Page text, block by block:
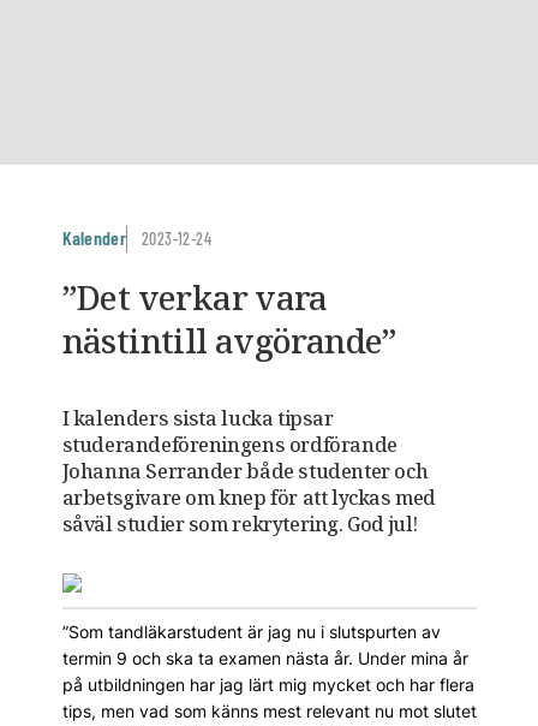
Kalender 2023-12-24
”Det verkar vara
nästintill avgörande”
I kalenders sista lucka tipsar
studerandeföreningens ordförande
Johanna Serrander både studenter och
arbetsgivare om knep för att lyckas med
såväl studier som rekrytering. God jul!
”Som tandläkarstudent är jag nu i slutspurten av
termin 9 och ska ta examen nästa år. Under mina år
på utbildningen har jag lärt mig mycket och har flera
tips, men vad som känns mest relevant nu mot slutet